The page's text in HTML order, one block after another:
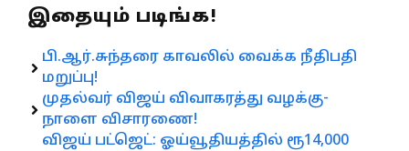
இதையும் படிங்க!
பி.ஆர்.சுந்தரை காவலில் வைக்க நீதிபதி
மறுப்பு!
முதல்வர் விஜய் விவாகரத்து வழக்கு-
நாளை விசாரணை!
விஜய் பட்ஜெட்: ஓய்வூதியத்தில் ரூ14,000